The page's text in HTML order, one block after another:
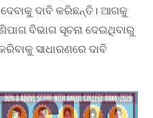
ଦାବି କରିଛନ୍ତି। ଆଗକୁ
ବିଭାଗ ସୂଚନା ଦେଇଥିବାରୁ
ସାଧାରଣରେ ଦାବି